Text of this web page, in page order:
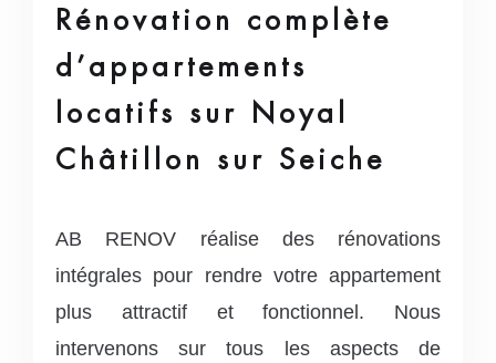
Rénovation complète
d’appartements
locatifs sur Noyal
Châtillon sur Seiche
AB RENOV réalise des rénovations
intégrales pour rendre votre appartement
plus attractif et fonctionnel. Nous
intervenons sur tous les aspects de